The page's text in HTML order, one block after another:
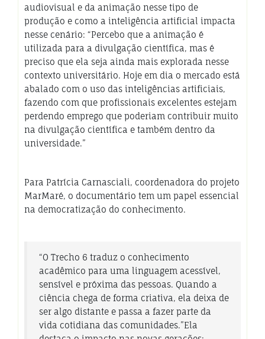
audiovisual e da animação nesse tipo de
produção e como a inteligência artificial impacta
nesse cenário: “Percebo que a animação é
utilizada para a divulgação científica, mas é
preciso que ela seja ainda mais explorada nesse
contexto universitário. Hoje em dia o mercado está
abalado com o uso das inteligências artificiais,
fazendo com que profissionais excelentes estejam
perdendo emprego que poderiam contribuir muito
na divulgação científica e também dentro da
universidade.”
Para Patrícia Carnasciali, coordenadora do projeto
MarMaré, o documentário tem um papel essencial
na democratização do conhecimento.
“O Trecho 6 traduz o conhecimento
acadêmico para uma linguagem acessível,
sensível e próxima das pessoas. Quando a
ciência chega de forma criativa, ela deixa de
ser algo distante e passa a fazer parte da
vida cotidiana das comunidades.”Ela